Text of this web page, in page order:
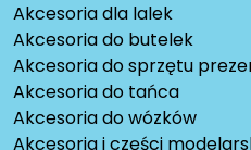
Akcesoria dla lalek
Akcesoria do butelek
Akcesoria do sprzętu
Akcesoria do tańca
Akcesoria do wózków
Akcesoria i części